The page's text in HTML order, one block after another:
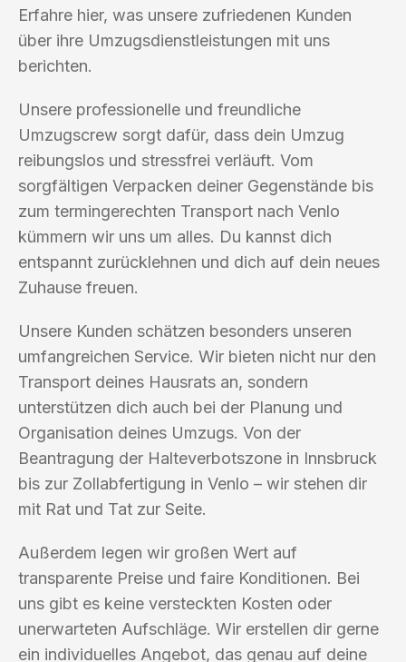
Erfahre hier, was unsere zufriedenen Kunden
über ihre Umzugsdienstleistungen mit uns
berichten.
Unsere professionelle und freundliche
Umzugscrew sorgt dafür, dass dein Umzug
reibungslos und stressfrei verläuft. Vom
sorgfältigen Verpacken deiner Gegenstände bis
zum termingerechten Transport nach Venlo
kümmern wir uns um alles. Du kannst dich
entspannt zurücklehnen und dich auf dein neues
Zuhause freuen.
Unsere Kunden schätzen besonders unseren
umfangreichen Service. Wir bieten nicht nur den
Transport deines Hausrats an, sondern
unterstützen dich auch bei der Planung und
Organisation deines Umzugs. Von der
Beantragung der Halteverbotszone in Innsbruck
bis zur Zollabfertigung in Venlo – wir stehen dir
mit Rat und Tat zur Seite.
Außerdem legen wir großen Wert auf
transparente Preise und faire Konditionen. Bei
uns gibt es keine versteckten Kosten oder
unerwarteten Aufschläge. Wir erstellen dir gerne
ein individuelles Angebot, das genau auf deine